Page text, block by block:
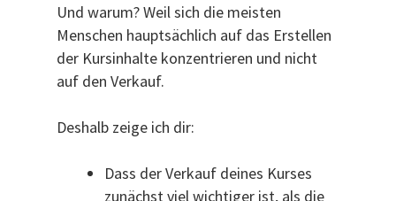
Und warum? Weil sich die meisten
Menschen hauptsächlich auf das Erstellen
der Kursinhalte konzentrieren und nicht
auf den Verkauf.
Deshalb zeige ich dir:
Dass der Verkauf deines Kurses
zunächst viel wichtiger ist, als die